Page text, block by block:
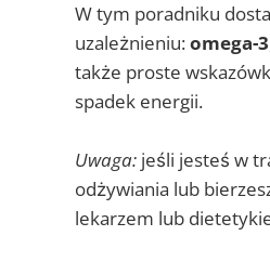
W tym poradniku
uzależnieniu:omega-3
także proste
spadek energii.
Uwaga: jeśli jesteś w
odżywiania lub
lekarzem lub